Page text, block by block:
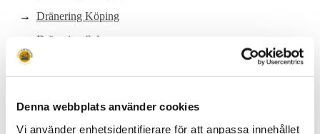
Denna webbplats använder cookies
Vi använder enhetsidentifierare för att anpassa innehållet
Dränering Köping
Dränering Sala
Dränering Örebro